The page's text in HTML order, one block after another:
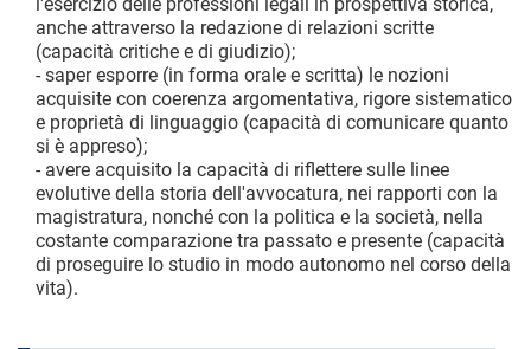
l'esercizio delle professioni legali in prospettiva storica,
anche attraverso la redazione di relazioni scritte
(capacità critiche e di giudizio);
- saper esporre (in forma orale e scritta) le nozioni
acquisite con coerenza argomentativa, rigore sistematico
e proprietà di linguaggio (capacità di comunicare quanto
si è appreso);
- avere acquisito la capacità di riflettere sulle linee
evolutive della storia dell'avvocatura, nei rapporti con la
magistratura, nonché con la politica e la società, nella
costante comparazione tra passato e presente (capacità
di proseguire lo studio in modo autonomo nel corso della
vita).